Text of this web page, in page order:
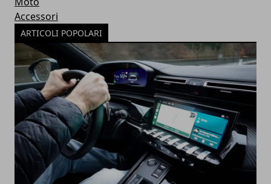
Accessori
ARTICOLI POPOLARI